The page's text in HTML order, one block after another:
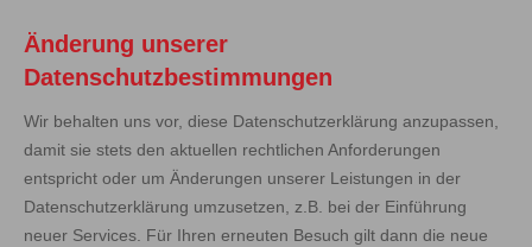
Änderung unserer
Datenschutzbestimmungen
Wir behalten uns vor, diese Datenschutzerklärung anzupassen,
damit sie stets den aktuellen rechtlichen Anforderungen
entspricht oder um Änderungen unserer Leistungen in der
Datenschutzerklärung umzusetzen, z.B. bei der Einführung
neuer Services. Für Ihren erneuten Besuch gilt dann die neue